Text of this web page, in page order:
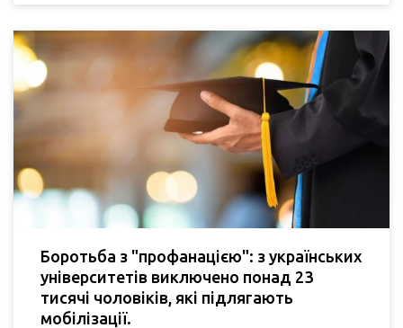
Боротьба з "профанацією": з українських
університетів виключено понад 23
тисячі чоловіків, які підлягають
мобілізації.